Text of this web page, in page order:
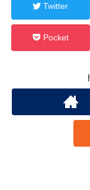
Twitter
Pocket